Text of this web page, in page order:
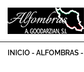
INICIO - ALFOMBRAS -